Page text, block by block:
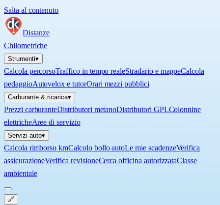
Salta al contenuto
Distanze
Chilometriche
Strumenti▾
Calcola percorsoTraffico in tempo realeStradario e mappeCalcola
pedaggioAutovelox e tutorOrari mezzi pubblici
Carburante & ricarica▾
Prezzi carburanteDistributori metanoDistributori GPLColonnine
elettricheAree di servizio
Servizi auto▾
Calcola rimborso kmCalcolo bollo autoLe mie scadenzeVerifica
assicurazioneVerifica revisioneCerca officina autorizzataClasse
ambientale
🔗